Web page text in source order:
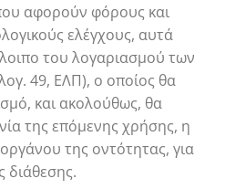
αφορούν φόρους και
ελέγχους, αυτά
του λογαριασμού των
49, ΕΛΠ), ο οποίος θα
και ακολούθως, θα
της επόμενης χρήσης, η
της οντότητας, για
διάθεσης.